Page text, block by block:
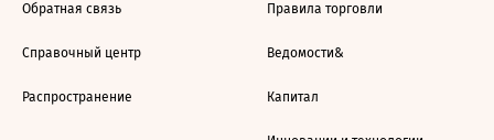
Обратная связь
Справочный центр
Распространение
Правила торговли
Ведомости&
Капитал